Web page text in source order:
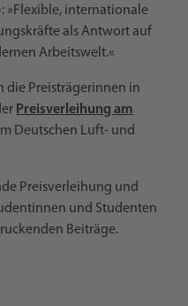
»Flexible, internationale
als Antwort auf
Arbeitswelt.«
die Preisträgerinnen in
Preisverleihung am
Deutschen Luft- und
Preisverleihung und
und Studenten
Beiträge.